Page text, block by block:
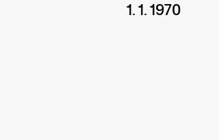
1. 1. 1970